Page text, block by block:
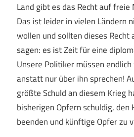
Land gibt es das Recht auf
Das ist leider in vielen Ländern
wollen und sollten dieses Recht
sagen: es ist Zeit für eine
Unsere Politiker müssen
anstatt nur über ihn sprechen!
größte Schuld an diesem Krieg
bisherigen Opfern schuldig, den
beenden und künftige Opfer zu